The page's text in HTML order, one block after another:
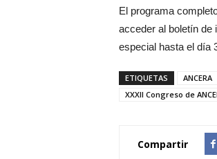
El programa
acceder al boletín de
especial hasta el día
ETIQUETAS ANCERA
XXXII Congreso de
Compartir